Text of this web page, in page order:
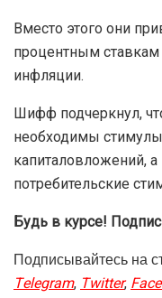
Вместо этого они
процентным ставкам
инфляции.
Шифф подчеркнул,
необходимы
капиталовложений,
потребительские
Будь в курсе!
Подписывайтесь на
Telegram, Twitter,